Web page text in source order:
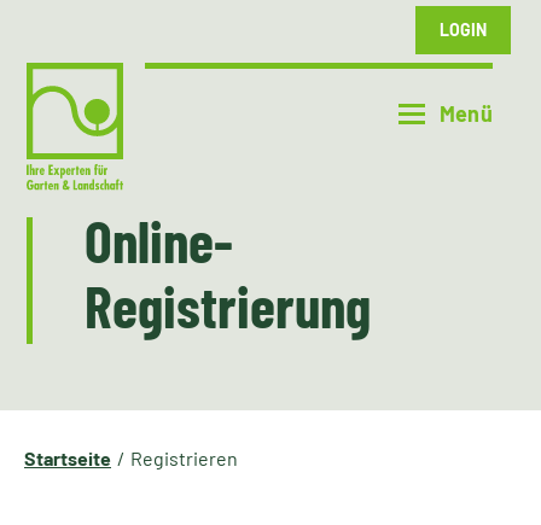
LOGIN
Online-
Registrierung
Startseite Registrieren